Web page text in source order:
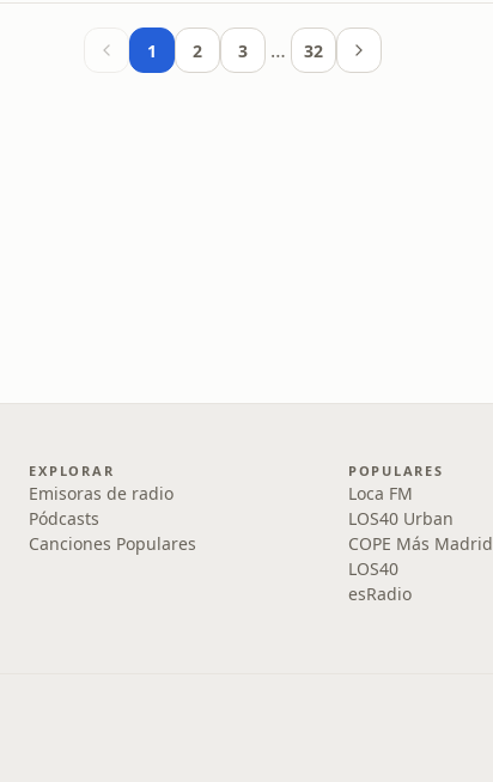
1 2 3 … 32
EXPLORAR
Emisoras de radio
Pódcasts
Canciones Populares
POPULARES
Loca FM
LOS40 Urban
COPE Más Madrid
LOS40
esRadio